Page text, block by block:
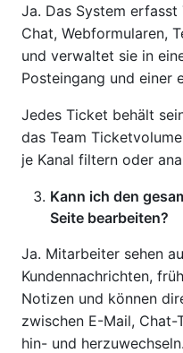
Ja. Das System
Chat, Webformularen,
und verwaltet sie in
Posteingang und einer
Jedes Ticket behält
das Team
je Kanal filtern oder
Kann ich den
Seite bearbeiten?
Ja. Mitarbeiter sehen
Kundennachrichten,
Notizen und können
zwischen E-Mail, Chat-
hin- und herzuwechseln.